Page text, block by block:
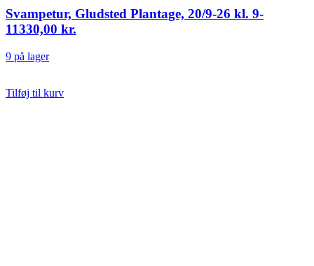
Svampetur, Gludsted Plantage, 20/9-26 kl. 9-
11330,00 kr.
9 på lager
Tilføj til kurv